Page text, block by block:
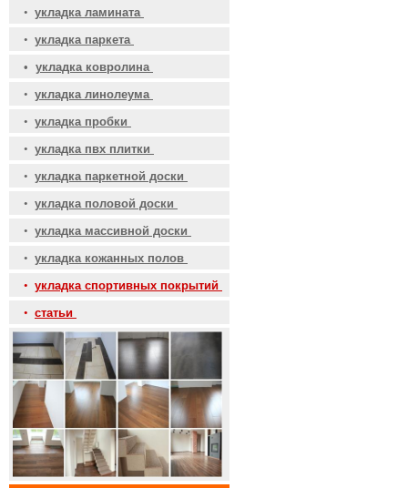
• укладка ламината
• укладка паркета
• укладка ковролина
• укладка линолеума
• укладка пробки
• укладка пвх плитки
• укладка паркетной доски
• укладка половой доски
• укладка массивной доски
• укладка кожанных полов
• укладка спортивных покрытий
• статьи